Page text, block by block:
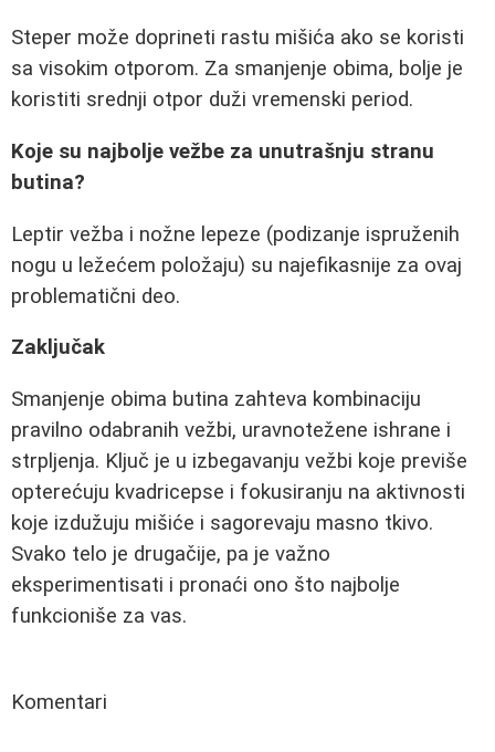
Steper može doprineti rastu mišića ako se koristi
sa visokim otporom. Za smanjenje obima, bolje je
koristiti srednji otpor duži vremenski period.
Koje su najbolje vežbe za unutrašnju stranu
butina?
Leptir vežba i nožne lepeze (podizanje ispruženih
nogu u ležećem položaju) su najefikasnije za ovaj
problematični deo.
Zaključak
Smanjenje obima butina zahteva kombinaciju
pravilno odabranih vežbi, uravnotežene ishrane i
strpljenja. Ključ je u izbegavanju vežbi koje previše
opterećuju kvadricepse i fokusiranju na aktivnosti
koje izdužuju mišiće i sagorevaju masno tkivo.
Svako telo je drugačije, pa je važno
eksperimentisati i pronaći ono što najbolje
funkcioniše za vas.
Komentari